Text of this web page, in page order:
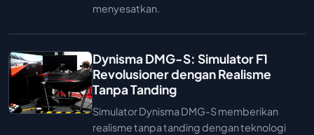
menyesatkan.
Dynisma DMG-S: Simulator F1
Revolusioner dengan Realisme
Tanpa Tanding
Simulator Dynisma DMG-S memberikan
realisme tanpa tanding dengan teknologi